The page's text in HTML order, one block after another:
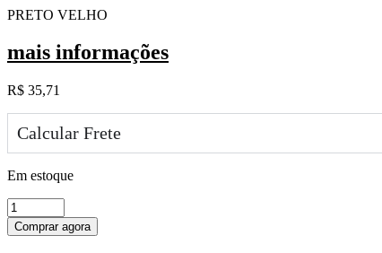
PRETO VELHO
mais informações
R$ 35,71
Calcular Frete
Em estoque
PRETO
VELHO
quantidade
Comprar agora